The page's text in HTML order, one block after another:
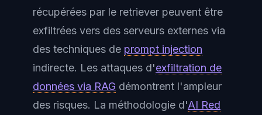
récupérées par le retriever peuvent être
exfiltrées vers des serveurs externes via
des techniques de prompt injection
indirecte. Les attaques d'exfiltration de
données via RAG démontrent l'ampleur
des risques. La méthodologie d'AI Red